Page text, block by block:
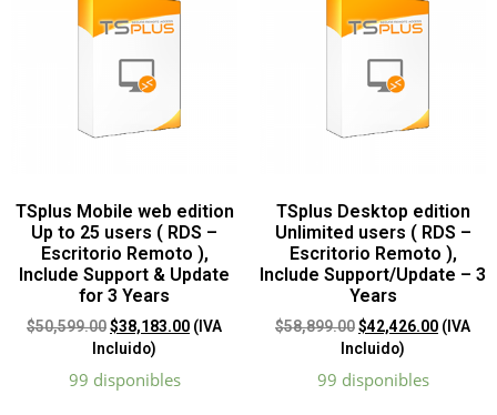
TSplus Mobile web edition
Up to 25 users ( RDS –
Escritorio Remoto ),
Include Support & Update
for 3 Years
$50,599.00$38,183.00 (IVA
Incluido)
99 disponibles
TSplus Desktop edition
Unlimited users ( RDS –
Escritorio Remoto ),
Include Support/Update – 3
Years
$58,899.00$42,426.00 (IVA
Incluido)
99 disponibles